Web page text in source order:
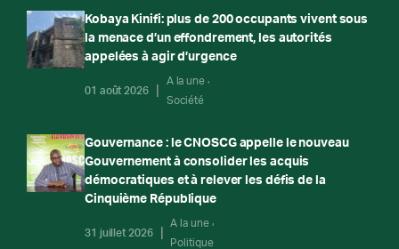
Kobaya Kinifi: plus de 200 occupants vivent sous
la menace d’un effondrement, les autorités
appelées à agir d’urgence
01 août 2026
A la une
Société
Gouvernance : le CNOSCG appelle le nouveau
Gouvernement à consolider les acquis
démocratiques et à relever les défis de la
Cinquième République
31 juillet 2026
A la une
Politique